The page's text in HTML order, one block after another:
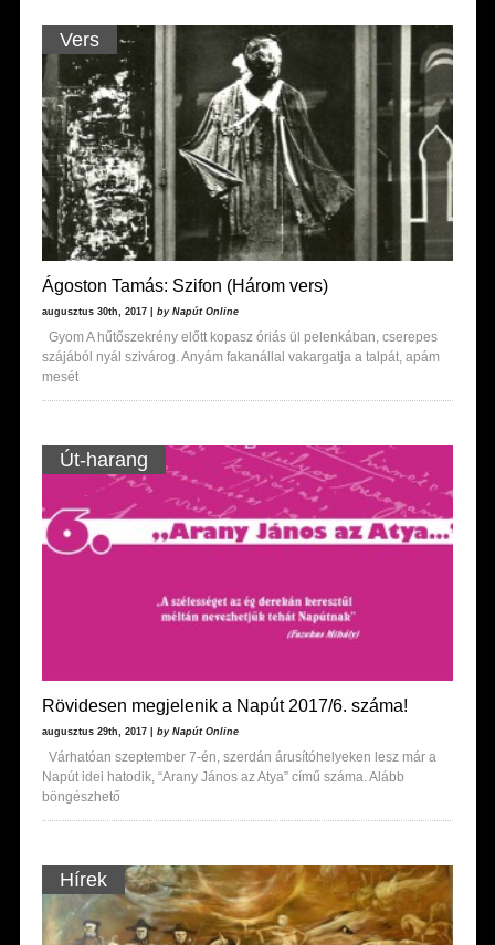
Vers
Ágoston Tamás: Szifon (Három vers)
augusztus 30th, 2017 | by Napút Online
Gyom A hűtőszekrény előtt kopasz óriás ül pelenkában, cserepes
szájából nyál szivárog. Anyám fakanállal vakargatja a talpát, apám
mesét
Út-harang
Rövidesen megjelenik a Napút 2017/6. száma!
augusztus 29th, 2017 | by Napút Online
Várhatóan szeptember 7-én, szerdán árusítóhelyeken lesz már a
Napút idei hatodik, “Arany János az Atya” című száma. Alább
böngészhető
Hírek